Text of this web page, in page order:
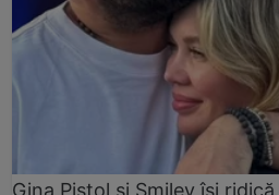
Gina Pistol și Smiley își